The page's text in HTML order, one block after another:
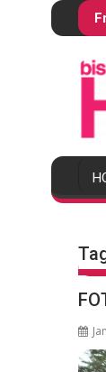
S
k
o
t